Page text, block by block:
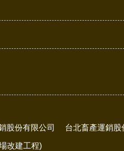
股份有限公司 台北畜產運銷股
改建工程)